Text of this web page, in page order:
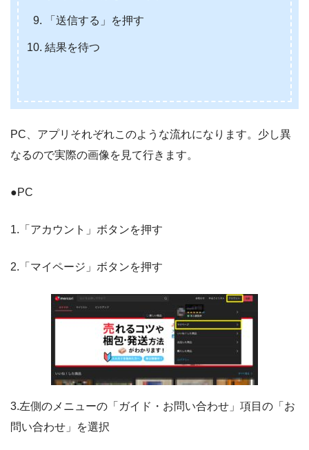
「送信する」を押す
結果を待つ
PC、アプリそれぞれこのような流れになります。少し異
なるので実際の画像を見て行きます。
●PC
1.「アカウント」ボタンを押す
2.「マイページ」ボタンを押す
3.左側のメニューの「ガイド・お問い合わせ」項目の「お
問い合わせ」を選択